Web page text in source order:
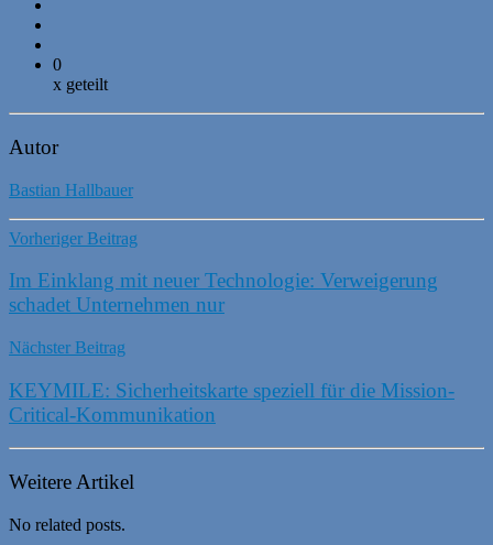
0
x geteilt
Autor
Bastian Hallbauer
Vorheriger Beitrag
Im Einklang mit neuer Technologie: Verweigerung
schadet Unternehmen nur
Nächster Beitrag
KEYMILE: Sicherheitskarte speziell für die Mission-
Critical-Kommunikation
Weitere Artikel
No related posts.